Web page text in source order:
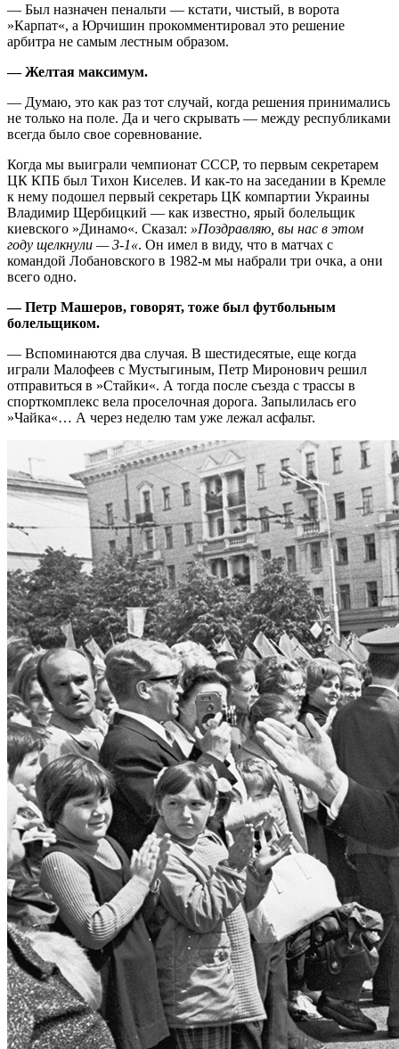
— Был назначен пенальти — кстати, чистый, в ворота
»Карпат«, а Юрчишин прокомментировал это решение
арбитра не самым лестным образом.
— Желтая максимум.
— Думаю, это как раз тот случай, когда решения принимались
не только на поле. Да и чего скрывать — между республиками
всегда было свое соревнование.
Когда мы выиграли чемпионат СССР, то первым секретарем
ЦК КПБ был Тихон Киселев. И как-то на заседании в Кремле
к нему подошел первый секретарь ЦК компартии Украины
Владимир Щербицкий — как известно, ярый болельщик
киевского »Динамо«. Сказал: »Поздравляю, вы нас в этом
году щелкнули — 3-1«. Он имел в виду, что в матчах с
командой Лобановского в 1982-м мы набрали три очка, а они
всего одно.
— Петр Машеров, говорят, тоже был футбольным
болельщиком.
— Вспоминаются два случая. В шестидесятые, еще когда
играли Малофеев с Мустыгиным, Петр Миронович решил
отправиться в »Стайки«. А тогда после съезда с трассы в
спорткомплекс вела проселочная дорога. Запылилась его
»Чайка«… А через неделю там уже лежал асфальт.